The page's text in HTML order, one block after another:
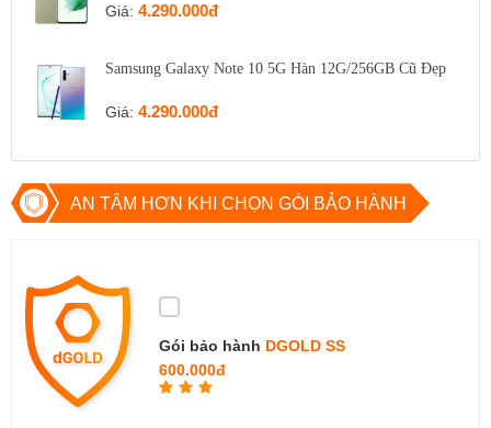
Giá: 4.290.000đ
Samsung Galaxy Note 10 5G Hàn 12G/256GB Cũ Đẹp
Giá: 4.290.000đ
AN TÂM HƠN KHI CHỌN GÓI BẢO HÀNH
Gói bảo hành DGOLD SS
600.000đ